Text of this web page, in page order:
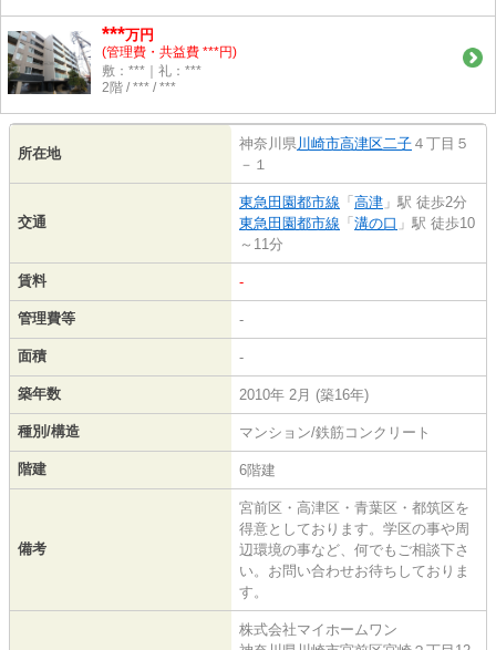
***万円
(管理費・共益費 ***円)
敷：***｜礼：***
2階 / *** / ***
所在地
神奈川県川崎市高津区二子 ４丁目５
－１
交通
東急田園都市線 「 高津 」駅 徒歩2分
東急田園都市線 「 溝の口 」駅 徒歩10
～11分
賃料 -
管理費等 -
面積 -
築年数 2010年 2月 (築16年)
種別/構造 マンション/鉄筋コンクリート
階建 6階建
備考
宮前区・高津区・青葉区・都筑区を
得意としております。学区の事や周
辺環境の事など、何でもご相談下さ
い。お問い合わせお待ちしておりま
す。
株式会社マイホームワン